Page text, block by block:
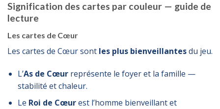
Signification des cartes par couleur — guide de
lecture
Les cartes de Cœur
Les cartes de Cœur sont les plus bienveillantesdu jeu.
L’As de Cœurreprésente le foyer et la famille —
stabilité et chaleur.
Le Roi de Cœurest l’homme bienveillant et